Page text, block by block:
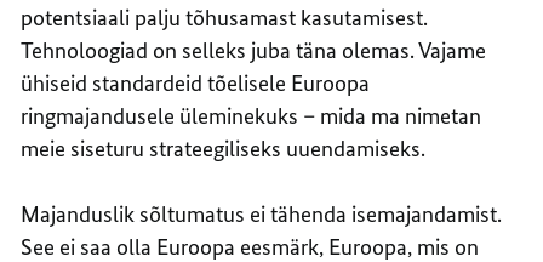
potentsiaali palju tõhusamast kasutamisest.
Tehnoloogiad on selleks juba täna olemas. Vajame
ühiseid standardeid tõelisele Euroopa
ringmajandusele üleminekuks – mida ma nimetan
meie siseturu strateegiliseks uuendamiseks.
Majanduslik sõltumatus ei tähenda isemajandamist.
See ei saa olla Euroopa eesmärk, Euroopa, mis on